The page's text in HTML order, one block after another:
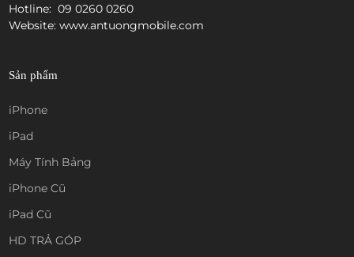
Hotline: 09 0260 0260
Website: www.antuongmobile.com
Sản phẩm
iPhone
iPad
Máy Tính Bảng
iPhone Cũ
iPad Cũ
HD TRẢ GÓP